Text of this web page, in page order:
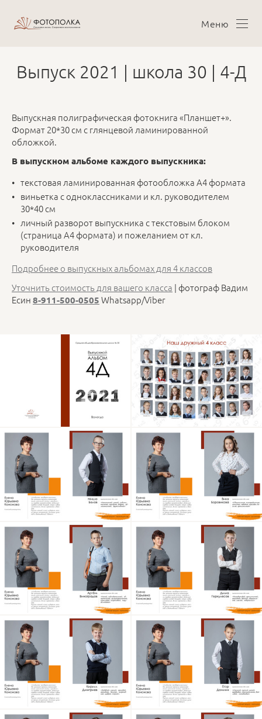
Меню
Выпуск 2021 | школа 30 | 4-Д
Выпускная полиграфическая фотокнига «Планшет+».
Формат 20*30 см с глянцевой ламинированной
обложкой.
В выпускном альбоме каждого выпускника:
текстовая ламинированная фотообложка А4 формата
виньетка с одноклассниками и кл. руководителем
30*40 см
личный разворот выпускника с текстовым блоком
(страница А4 формата) и пожеланием от кл.
руководителя
Подробнее о выпускных альбомах для 4 классов
Уточнить стоимость для вашего класса | фотограф Вадим
Есин 8-911-500-0505 Whatsapp/Viber